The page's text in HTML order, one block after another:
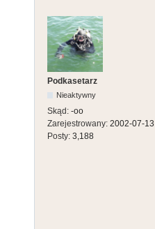
Podkasetarz
Nieaktywny
Skąd: -oo
Zarejestrowany: 2002-07-13
Posty: 3,188